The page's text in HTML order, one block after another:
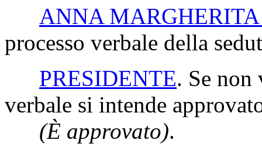
ANNA
processo verbale della
PRESIDENTE. Se non
verbale si intende
(È approvato).